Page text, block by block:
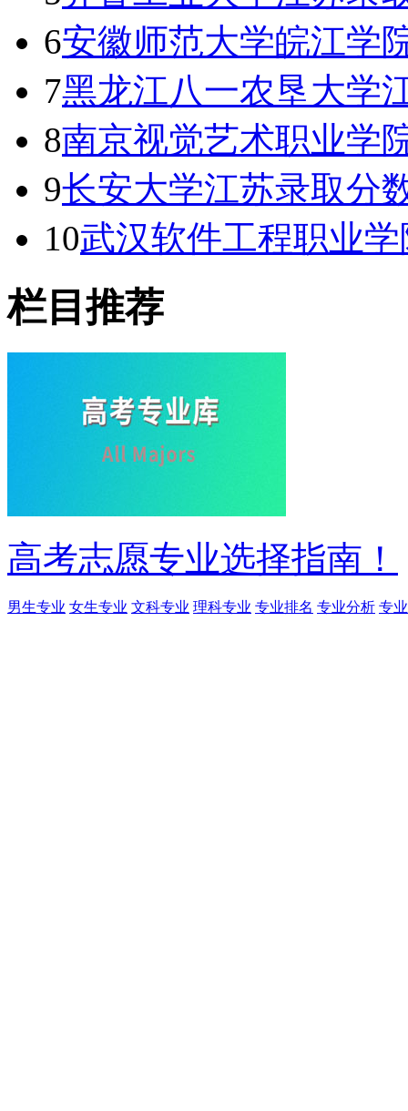
6安徽师范大学皖江学
7黑龙江八一农垦大学
8南京视觉艺术职业学
9长安大学江苏录取分
10武汉软件工程职业
栏目推荐
高考志愿专业选择指南！
男生专业 女生专业 文科专业 理科专业 专业排名 专业分析 专